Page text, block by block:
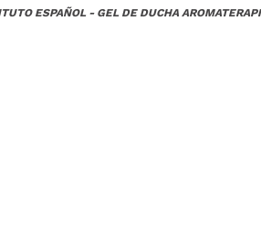
ESPAÑOL - GEL DE DUCHA